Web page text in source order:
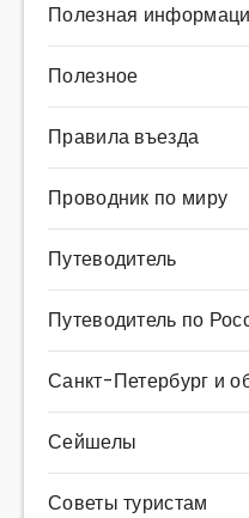
Полезная
Полезное
Правила въезда
Проводник по миру
Путеводитель
Путеводитель по
Санкт-Петербург и
Сейшелы
Советы туристам